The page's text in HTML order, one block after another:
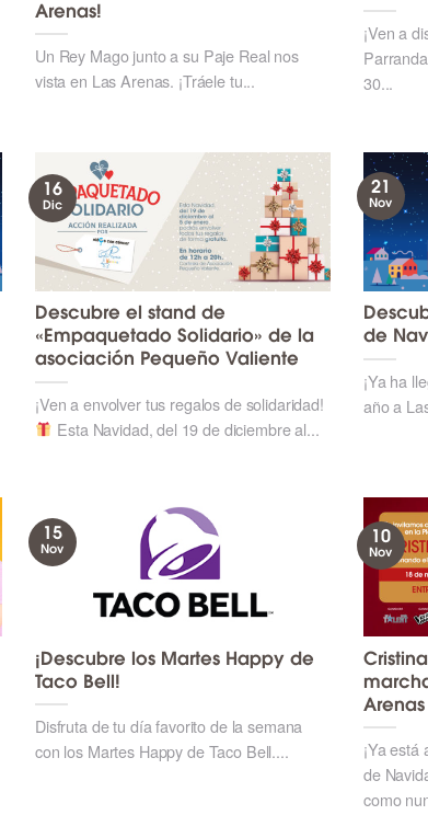
Arenas!
Un Rey Mago junto a su Paje Real nos
vista en Las Arenas. ¡Tráele tu...
¡Ven a
30...
Descubre el stand de
«Empaquetado Solidario» de la
asociación Pequeño Valiente
¡Ven a envolver tus regalos de solidaridad!
Esta Navidad, del 19 de diciembre al...
16
Dic
de
¡Ya ha
año a
21
Nov
¡Descubre los Martes Happy de
Taco Bell!
Disfruta de tu día favorito de la semana
con los Martes Happy de Taco Bell....
15
Nov
Arenas
¡Ya
de
como
10
Nov